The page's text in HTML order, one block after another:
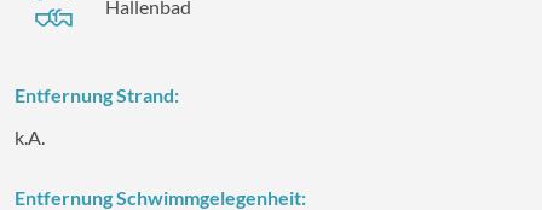
Hallenbad
Entfernung Strand:
k.A.
Entfernung Schwimmgelegenheit: